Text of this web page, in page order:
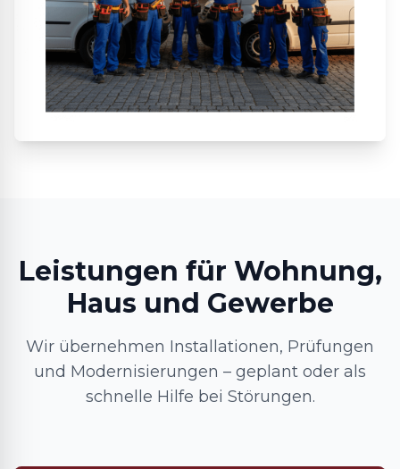
Leistungen für Wohnung,
Haus und Gewerbe
Wir übernehmen Installationen, Prüfungen
und Modernisierungen – geplant oder als
schnelle Hilfe bei Störungen.